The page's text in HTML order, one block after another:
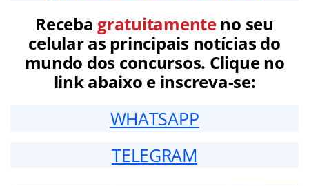
Receba gratuitamenteno seu
celular as principais notícias do
mundo dos concursos. Clique no
link abaixo e inscreva-se:
WHATSAPP
TELEGRAM